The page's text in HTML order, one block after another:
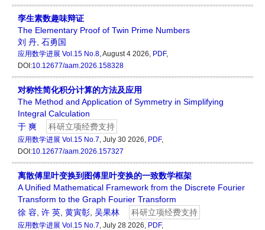
孪生素数趣味辩证
The Elementary Proof of Twin Prime Numbers
刘 丹 石勇国
应用数学进展 Vol.15 No.8 , August 4 2026, PDF,
DOI:10.12677/aam.2026.158328
对称性简化积分计算的方法及应用
The Method and Application of Symmetry in Simplifying
Integral Calculation
于 爽
科研立项经费支持
应用数学进展 Vol.15 No.7 , July 30 2026, PDF,
DOI:10.12677/aam.2026.157327
离散傅里叶变换到图傅里叶变换的一致数学框架
A Unified Mathematical Framework from the Discrete Fourier
Transform to the Graph Fourier Transform
徐 容 许 英 黄寅彰 吴果林 科研立项经费支持
应用数学进展 Vol.15 No.7 , July 28 2026, PDF,